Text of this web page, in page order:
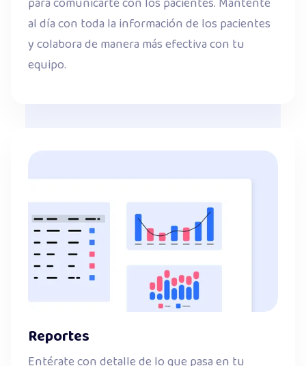
al día con toda la información de los pacientes
y colabora de manera más efectiva con tu
equipo.
Reportes
Entérate con detalle de lo que pasa en tu